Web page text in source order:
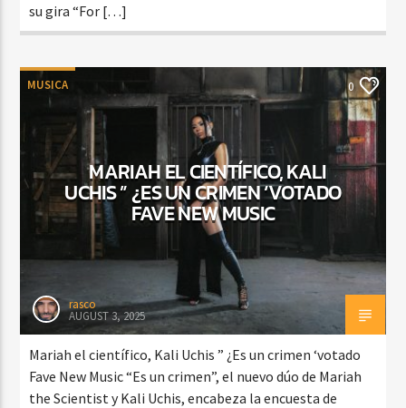
su gira “For […]
MUSICA 0
MARIAH EL CIENTÍFICO, KALI
UCHIS ” ¿ES UN CRIMEN ‘VOTADO
FAVE NEW MUSIC
rasco
AUGUST 3, 2025
Mariah el científico, Kali Uchis ” ¿Es un crimen ‘votado
Fave New Music “Es un crimen”, el nuevo dúo de Mariah
the Scientist y Kali Uchis, encabeza la encuesta de